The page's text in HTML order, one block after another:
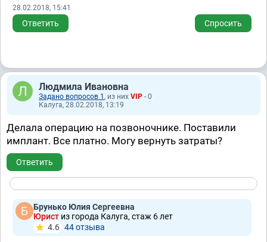
28.02.2018, 15:41
Ответить Спросить
Людмила Ивановна
Задано вопросов 1 , из них VIP - 0
Калуга, 28.02.2018, 13:19
Делала операцию на позвоночнике. Поставили
имплант. Все платно. Могу вернуть затраты?
Ответить
Брунько Юлия Сергеевна
Юрист из города Калуга, стаж 6 лет
4.6 44 отзывa